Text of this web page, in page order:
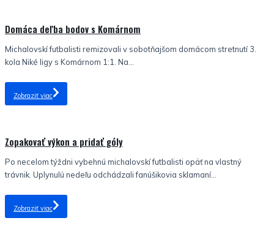
Domáca deľba bodov s Komárnom
Michalovskí futbalisti remizovali v sobotňajšom domácom stretnutí 3.
kola Niké ligy s Komárnom 1:1. Na...
Zobraziť viac
Zopakovať výkon a pridať góly
Po necelom týždni vybehnú michalovskí futbalisti opäť na vlastný
trávnik. Uplynulú nedeľu odchádzali fanúšikovia sklamaní...
Zobraziť viac